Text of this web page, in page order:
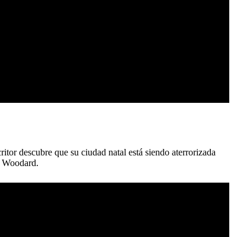
descubre que su ciudad natal está siendo aterrorizada